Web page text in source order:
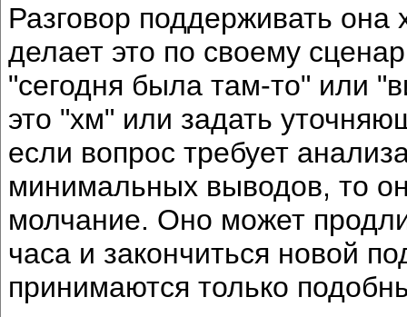
Разговор поддерживать она
делает это по своему
"сегодня была там-то" или
это "хм" или задать
если вопрос требует
минимальных выводов, то
молчание. Оно может
часа и закончиться новой
принимаются только